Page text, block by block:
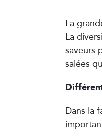
La
La
saveurs
salées
Dans la